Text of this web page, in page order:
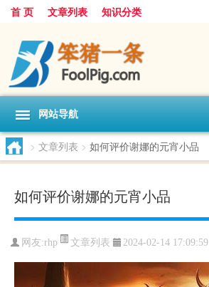
首 页 文章列表 知识分类
网站导航
> 文章列表 > 如何评价谢娜的元宵小品
如何评价谢娜的元宵小品
网友:rhp 文章列表 2024-02-14 17:09:59